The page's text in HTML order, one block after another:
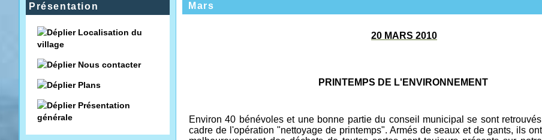
Présentation
Localisation du
village
Nous contacter
Plans
Présentation
générale
Mars
20 MARS 2010
PRINTEMPS DE L'ENVIRONNEMENT
Environ 40 bénévoles et une bonne partie du conseil municipal se sont
cadre de l'opération "nettoyage de printemps". Armés de seaux et de gants, ils